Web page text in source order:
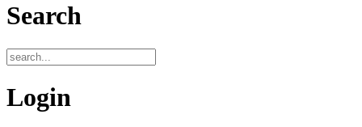
Search
Login